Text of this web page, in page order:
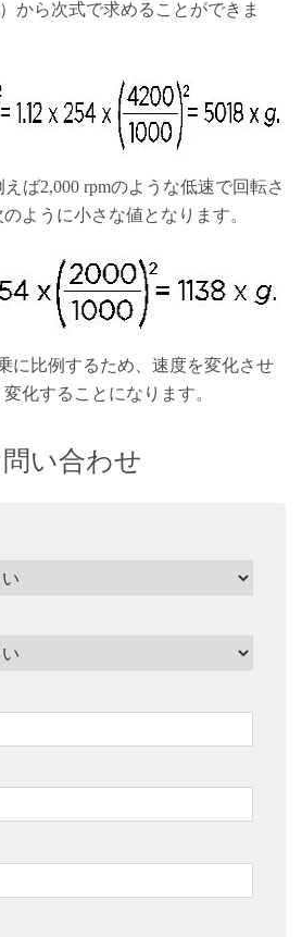
）から次式で求めることができま
ば2,000 rpmのような低速で回転さ
ように小さな値となります。
に比例するため、速度を変化させ
化することになります。
い合わせ